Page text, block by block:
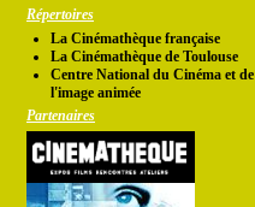
Répertoires
La Cinémathèque française
La Cinémathèque de Toulouse
Centre National du Cinéma et de
l'image animée
Partenaires